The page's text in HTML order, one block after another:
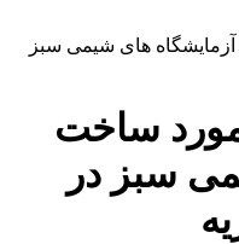
های شیمی سبز
ساخت
سبز در